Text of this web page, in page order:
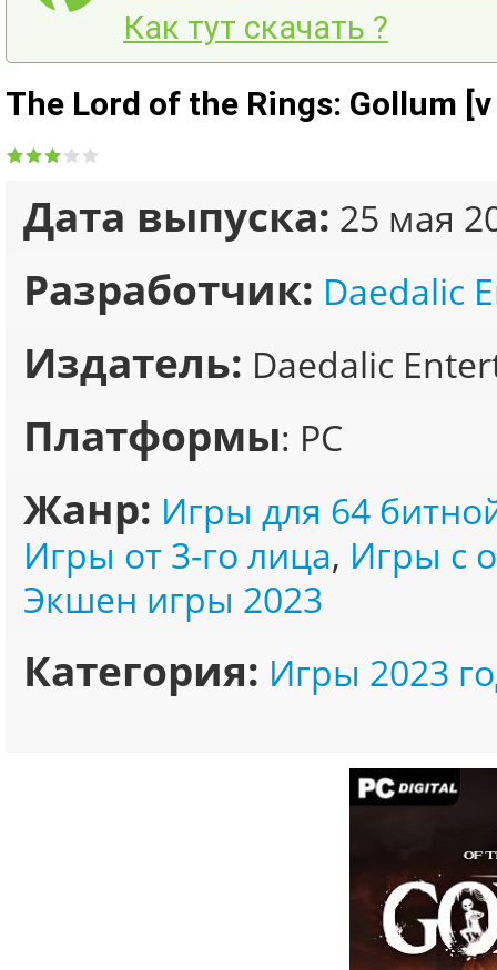
Как тут скачать ?
The Lord of the Rings: Gollum
Дата выпуска: 25 мая
Разработчик: Daedalic
Издатель: Daedalic
Платформы: PC
Жанр: Игры для 64
Игры от 3-го лица, Игры с
Экшен игры 2023
Категория: Игры 2023